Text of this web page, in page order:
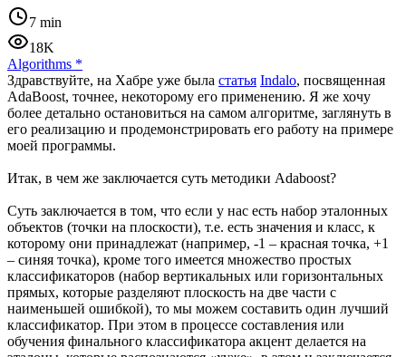
7 min
18K
Algorithms *
Здравствуйте, на Хабре уже была статья Indalo, посвященная
AdaBoost, точнее, некоторому его применению. Я же хочу
более детально остановиться на самом алгоритме, заглянуть в
его реализацию и продемонстрировать его работу на примере
моей программы.
Итак, в чем же заключается суть методики Adaboost?
Суть заключается в том, что если у нас есть набор эталонных
объектов (точки на плоскости), т.е. есть значения и класс, к
которому они принадлежат (например, -1 – красная точка, +1
– синяя точка), кроме того имеется множество простых
классификаторов (набор вертикальных или горизонтальных
прямых, которые разделяют плоскость на две части с
наименьшей ошибкой), то мы можем составить один лучший
классификатор. При этом в процессе составления или
обучения финального классификатора акцент делается на